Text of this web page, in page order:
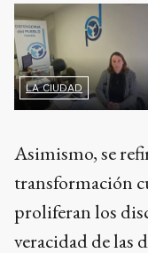
LA CIUDAD
Asimismo, se
transformación
proliferan los
veracidad de las